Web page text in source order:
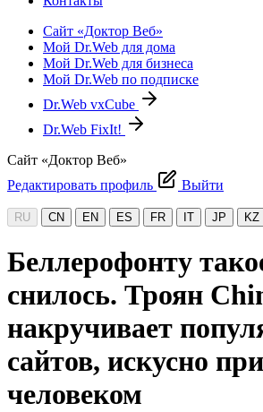
Сайт «Доктор Веб»
Мой Dr.Web для дома
Мой Dr.Web для бизнеса
Мой Dr.Web по подписке
Dr.Web vxCube
Dr.Web FixIt!
Сайт «Доктор Веб»
Редактировать профиль
Выйти
RU CN EN ES FR IT JP KZ
Беллерофонту
снилось. Троян
накручивает
сайтов, искусно
человеком